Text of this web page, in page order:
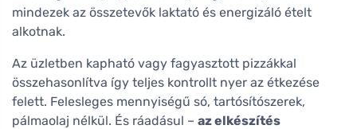
mindezek az összetevők laktató és energizáló ételt
alkotnak.
Az üzletben kapható vagy fagyasztott pizzákkal
összehasonlítva így teljes kontrollt nyer az étkezése
felett. Felesleges mennyiségű só, tartósítószerek,
pálmaolaj nélkül. És ráadásul – az elkészítés